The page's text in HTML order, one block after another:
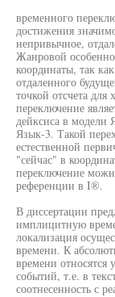
временного
достижения
непривычное,
Жанровой
координаты, так
отдаленного
точкой отсчета
переключение
дейксиса в модели
Язык-3. Такой
естественной
"сейчас" в
переключение
референции в I®.
В диссертации
имплицитную
локализация
времени. К
времени относятся
событий, т.е. в
соотнесенность с